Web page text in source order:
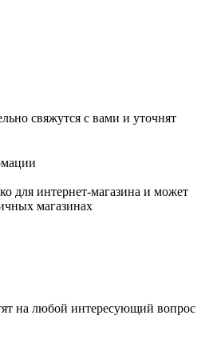
свяжутся с вами и уточнят
для интернет-магазина и может
магазинах
на любой интересующий вопрос